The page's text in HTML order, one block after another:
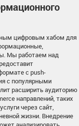
цифровым хабом для
Мы работаем над
с push-
с популярными
расширить аудиторию
направлений, таких
через сайт,
жизни. Внедрение